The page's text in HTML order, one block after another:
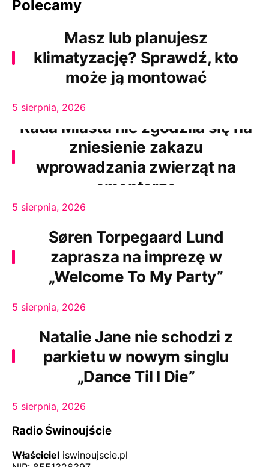
Polecamy
Masz lub planujesz
klimatyzację? Sprawdź, kto
może ją montować
5 sierpnia, 2026
Rada Miasta nie zgodziła się na
zniesienie zakazu
wprowadzania zwierząt na
cmentarze
5 sierpnia, 2026
Søren Torpegaard Lund
zaprasza na imprezę w
„Welcome To My Party”
5 sierpnia, 2026
Natalie Jane nie schodzi z
parkietu w nowym singlu
„Dance Til I Die”
5 sierpnia, 2026
Radio Świnoujście
Właściciel iswinoujscie.pl